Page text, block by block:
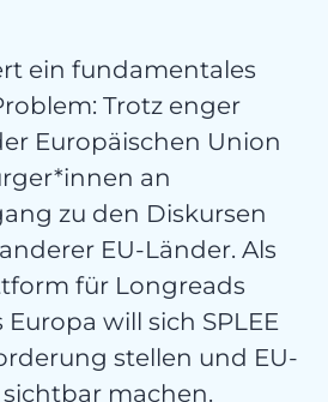
ein fundamentales
Trotz enger
Europäischen Union
an
zu den Diskursen
EU-Länder. Als
für Longreads
Europa will sich SPLEE
stellen und EU-
machen.